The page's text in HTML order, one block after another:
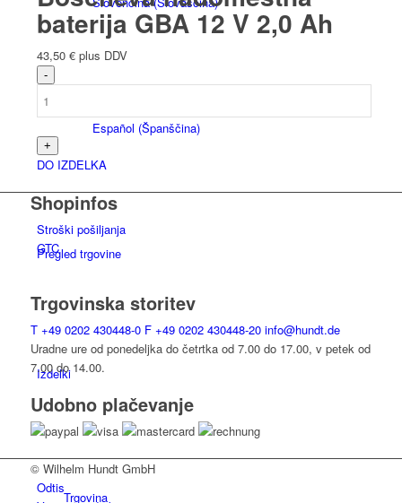
Español (Španščina)
Pregled trgovine
Izdelki
Trgovina
baterija GBA 12 V 2,0 Ah
43,50 € plus DDV
DO IZDELKA
Shopinfos
Stroški pošiljanja
GTC
Trgovinska storitev
T +49 0202 430448-0 F +49 0202 430448-20 info@hundt.de
Uradne ure od ponedeljka do četrtka od 7.00 do 17.00, v petek od
7.00 do 14.00.
Udobno plačevanje
© Wilhelm Hundt GmbH
Odtis